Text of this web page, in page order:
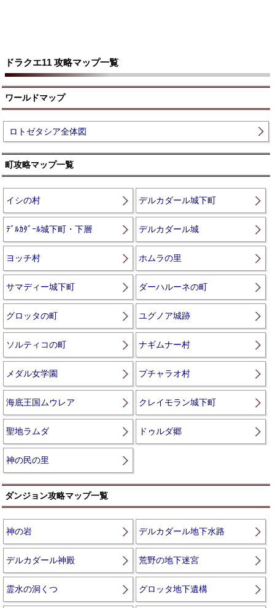
ドラクエ11 攻略マップ一覧
ワールドマップ
ロトゼタシア全体図
町攻略マップ一覧
イシの村 デルカダール城下町
ﾃﾞﾙｶﾀﾞｰﾙ城下町・下層 デルカダール城
ヨッチ村 ホムラの里
サマディー城下町 ダーハルーネの町
グロッタの町 ユグノア城跡
ソルティコの町 ナギムナー村
メダル女学園 プチャラオ村
海底王国ムウレア クレイモラン城下町
聖地ラムダ ドゥルダ郷
神の民の里
ダンジョン攻略マップ一覧
神の岩 デルカダール地下水路
デルカダール神殿 荒野の地下迷宮
霊水の洞くつ グロッタ地下遺構